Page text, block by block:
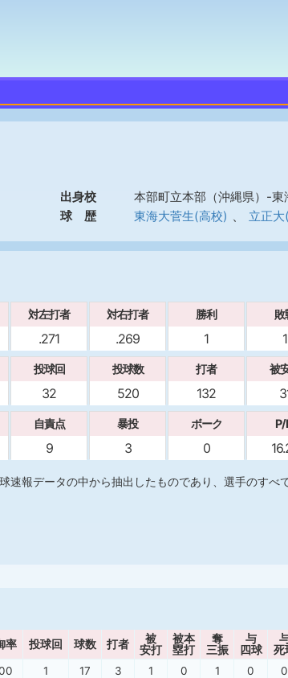
出身校
本部町立本部（沖縄県）-東
球 歴
東海大菅生(高校) 、 立正
対左打者
.271
対右打者
.269
勝利
1
敗
1
投球回
32
投球数
520
打者
132
被
自責点
9
暴投
3
ボーク
0
P/
速報データの中から抽出したものであり、選手のすべ
率 投球回 球数 打者
被
安打
被本
塁打
奪
三振
与
四球
死
1 17 3 1 0 1 0 0